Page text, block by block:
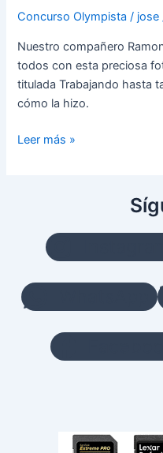
Concurso Olympista / jose
Nuestro compañero
todos con esta preciosa
titulada Trabajando hasta
cómo la hizo.
Trabajando
Leer más »